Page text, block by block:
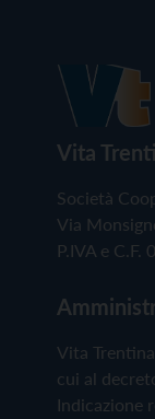
Vita
Società
Via
P.IVA e
Vita
cui al
Indicazione